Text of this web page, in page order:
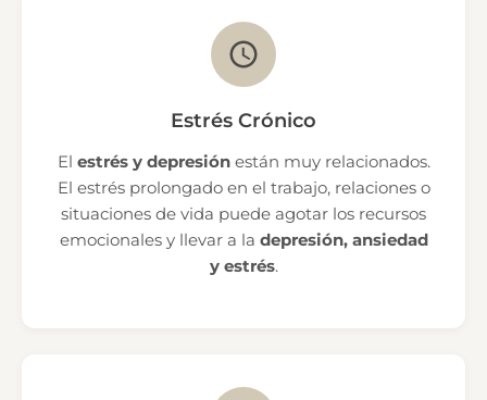
Estrés Crónico
El estrés y depresiónestán muy relacionados.
El estrés prolongado en el trabajo, relaciones o
situaciones de vida puede agotar los recursos
emocionales y llevar a la depresión, ansiedad
y estrés.